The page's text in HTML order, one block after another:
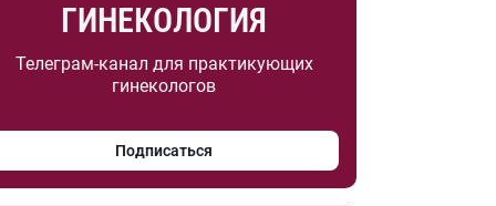
ГИНЕКОЛОГИЯ
Телеграм-канал для практикующих
гинекологов
Подписаться